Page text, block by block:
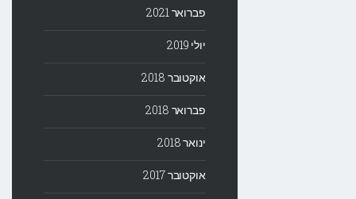
פברואר 2021
יולי 2019
אוקטובר 2018
פברואר 2018
ינואר 2018
אוקטובר 2017